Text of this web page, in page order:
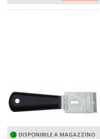
DISPONIBILE A MAGAZZINO